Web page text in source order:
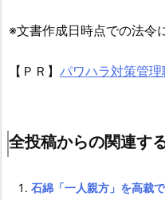
ら
関
る
※文書作成日時点での法令
【ＰＲ】 パワハラ対策管
全投稿からの関連す
石綿「一人親方」を高裁